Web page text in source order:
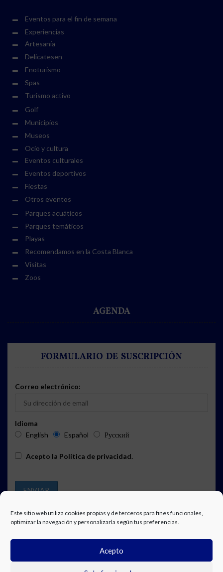
Este sitio web utiliza cookies propias y de terceros para fines funcionales,
optimizar la navegación y personalizarla según tus preferencias.
Acepto
Eventos para el fin de semana
Experiencias
Artesanía
Delicatesen
Enoturismo
Spas
Turismo activo
Golf
Municipios
Museos
Ocio y cultura
Eventos culturales
Eventos deportivos
Fiestas
Otros eventos
Parques acuáticos
Parques temáticos
Playas
Recomendamos en la Costa Blanca
Visitas
Zoos
AGENDA
FORMULARIO DE SUSCRIPCIÓN
Correo electrónico:
Idioma
English
Español Русский
Acepto la Política de privacidad.
SUSCRIPCIÓN A LA AGENDA
TRABAJA CON NOSOTROS